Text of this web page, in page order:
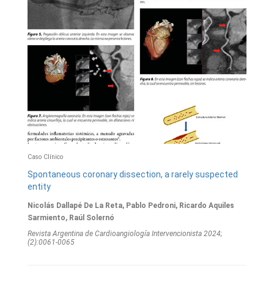
Caso Clínico
Spontaneous coronary dissection, a rarely suspected
entity
Nicolás Dallapé De La Reta, Pablo Pedroni, Ricardo Aquiles
Sarmiento, Raúl Solernó
Revista Argentina de Cardioangiologí­a Intervencionista 2024;
(2):0061-0065